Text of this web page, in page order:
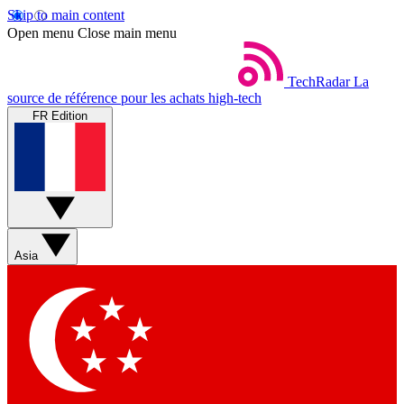
Skip to main content
Open menu Close main menu
TechRadar La
source de référence pour les achats high-tech
FR Edition
Asia